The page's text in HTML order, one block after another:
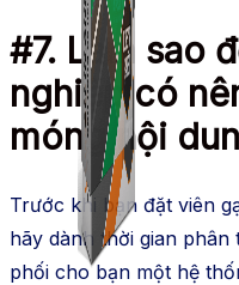
#7. Làm sao
nghiệpcó
móngnội
Trước khi bạn đặt viên
hãy dành thời gian
phối cho bạn một hệ